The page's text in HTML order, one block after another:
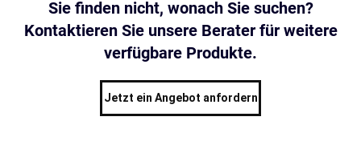
Sie finden nicht, wonach Sie suchen?
Kontaktieren Sie unsere Berater für weitere
verfügbare Produkte.
Jetzt ein Angebot anfordern